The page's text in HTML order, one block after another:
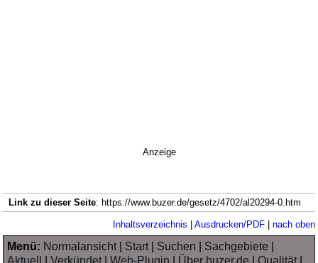
Anzeige
Link zu dieser Seite: https://www.buzer.de/gesetz/4702/al20294-0.htm
Inhaltsverzeichnis | Ausdrucken/PDF| nach oben
Menü: Normalansicht| Start| Suchen Sachgebiete
Aktuell
|Verkündet|Web-Plugin Über buzer.de |Qualität|